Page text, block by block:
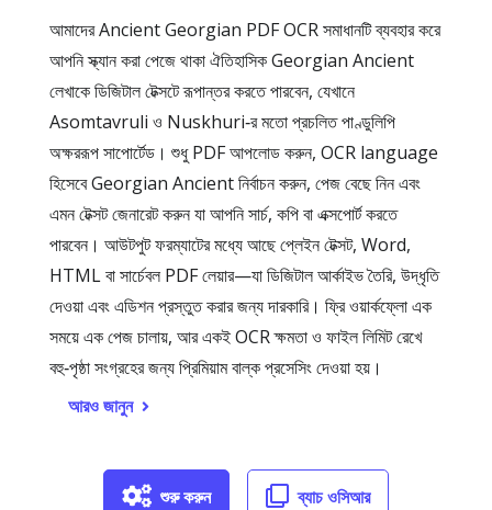
আমাদের Ancient Georgian PDF OCR সমাধানটি ব্যবহার করে
আপনি স্ক্যান করা পেজে থাকা ঐতিহাসিক Georgian Ancient
লেখাকে ডিজিটাল টেক্সটে রূপান্তর করতে পারবেন, যেখানে
Asomtavruli ও Nuskhuri‑র মতো প্রচলিত পাণ্ডুলিপি
অক্ষররূপ সাপোর্টেড। শুধু PDF আপলোড করুন, OCR language
হিসেবে Georgian Ancient নির্বাচন করুন, পেজ বেছে নিন এবং
এমন টেক্সট জেনারেট করুন যা আপনি সার্চ, কপি বা এক্সপোর্ট করতে
পারবেন। আউটপুট ফরম্যাটের মধ্যে আছে প্লেইন টেক্সট, Word,
HTML বা সার্চেবল PDF লেয়ার—যা ডিজিটাল আর্কাইভ তৈরি, উদ্ধৃতি
দেওয়া এবং এডিশন প্রস্তুত করার জন্য দারকারি। ফ্রি ওয়ার্কফ্লো এক
সময়ে এক পেজ চালায়, আর একই OCR ক্ষমতা ও ফাইল লিমিট রেখে
বহু‑পৃষ্ঠা সংগ্রহের জন্য প্রিমিয়াম বাল্ক প্রসেসিং দেওয়া হয়।
আরও জানুন
শুরু করুন ব্যাচ ওসিআর